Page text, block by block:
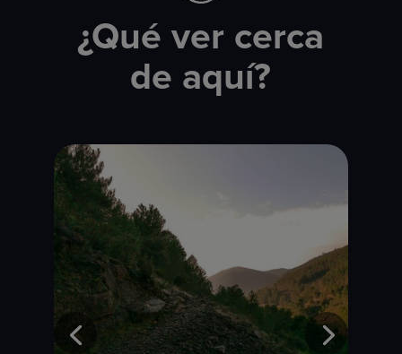
¿Qué ver cerca
de aquí?